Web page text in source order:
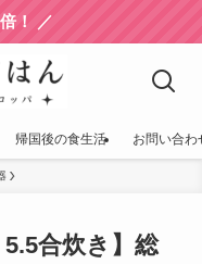
！ ／
帰国後の食生活 お問い合わ
合炊き】総